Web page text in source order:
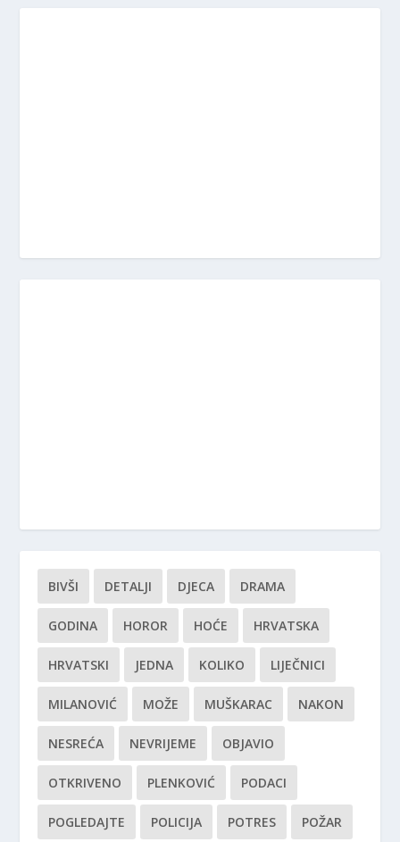
BIVŠI DETALJI DJECA DRAMA
GODINA HOROR HOĆE HRVATSKA
HRVATSKI JEDNA KOLIKO LIJEČNICI
MILANOVIĆ MOŽE MUŠKARAC NAKON
NESREĆA NEVRIJEME OBJAVIO
OTKRIVENO PLENKOVIĆ PODACI
POGLEDAJTE POLICIJA POTRES POŽAR